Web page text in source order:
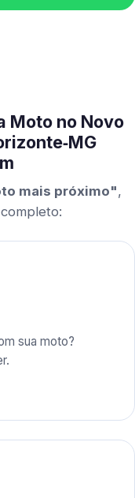
Moto no Novo
mais próximo",
sua moto?